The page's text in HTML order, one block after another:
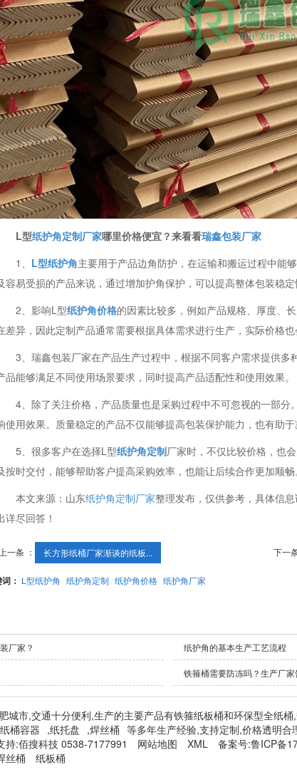
L型纸护角定制厂家哪里价格便宜？来看看瑞鑫包装厂家
1、 L型纸护角主要用于产品边角防护，在运输和搬运过程中能
容易受损的产品来说，通过增加护角保护，可以提高整体包装稳定
2、影响L型纸护角价格的因素比较多，例如产品规格、厚度、
差异，因此定制产品通常需要根据具体需求进行生产，实际价格也
3、瑞鑫包装厂家在产品生产过程中，根据不同客户需求提供
品能够满足不同使用场景要求，同时提高产品适配性和使用效果。
4、除了关注价格，产品质量也是采购过程中不可忽视的一部
使用效果。质量稳定的产品不仅能够提高包装保护能力，也有助于
5、很多客户在选择L型纸护角定制厂家时，不仅比较价格，也
按时交付，能够帮助客户提高采购效率，也能让后续合作更加顺畅。
本文来源：山东纸护角定制厂家整理发布，仅供参考，具体信
详尽回答！
上一条 ： 长方形纸桶厂家渐谈的纸板... 下一
： L型纸护角 纸护角定制 纸护角价格 纸护角厂家
厂家？ 纸护角的基本生产工艺流程
铁箍桶需要防冻吗？生产厂
市,交通十分便利,生产的主要产品有铁箍纸板桶和环保型全纸
纸桶容器 ,纸托盘 ,焊丝桶 等多年生产经验,支持定制,价格透明合
持:佰搜科技 0538-7177991 网站地图 XML 备案号:鲁ICP备
丝桶
纸板桶